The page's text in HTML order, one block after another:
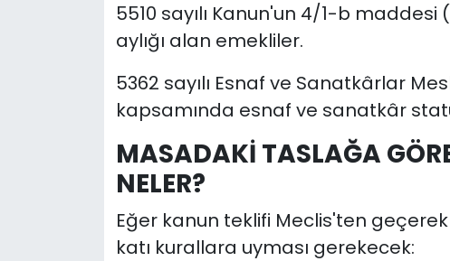
5510 sayılı Kanun'un 4/1-b maddesi
aylığı alan emekliler.
5362 sayılı Esnaf ve Sanatkârlar
kapsamında esnaf ve sanatkâr
MASADAKİ TASLAĞA
NELER?
Eğer kanun teklifi Meclis'ten
katı kurallara uyması gerekecek: